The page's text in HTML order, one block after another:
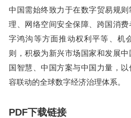
中国需始终致力于在数字贸易规
理、网络空间安全保障、跨国消
字鸿沟等方面推动权利平等、机
则，积极为新兴市场国家和发展
国智慧、中国方案与中国力量，
容联动的全球数字经济治理体系。
PDF下载链接